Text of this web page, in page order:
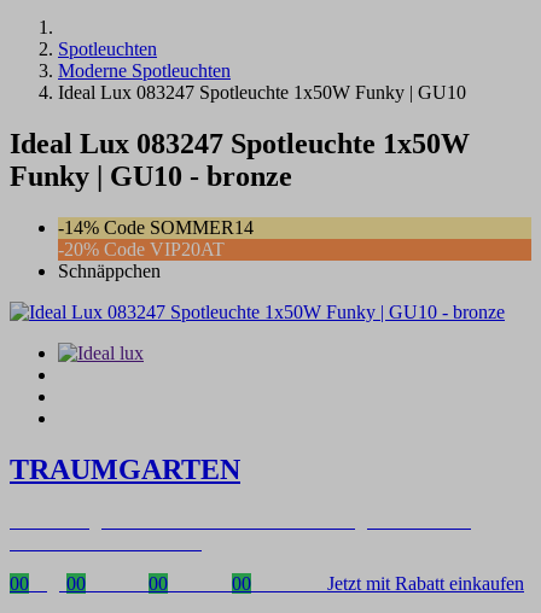
Spotleuchten
Moderne Spotleuchten
Ideal Lux 083247 Spotleuchte 1x50W Funky | GU10
Ideal Lux 083247 Spotleuchte 1x50W
Funky | GU10 - bronze
-14% Code SOMMER14
-20% Code VIP20AT
Schnäppchen
TRAUMGARTEN
00
00 00 00 Jetzt mit Rabatt einkaufen